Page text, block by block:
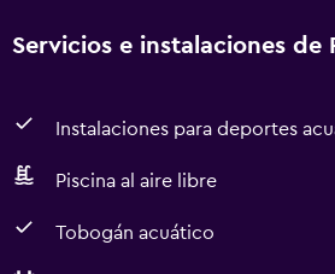
Servicios e instalaciones de
Instalaciones para deportes
Piscina al aire libre
Tobogán acuático